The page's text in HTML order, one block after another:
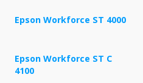
Epson Workforce ST 4000
Epson Workforce ST C
4100